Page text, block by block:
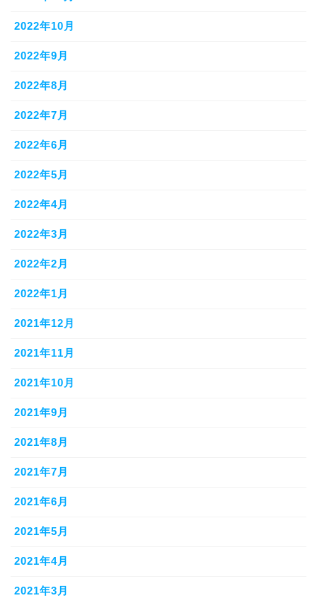
2022年10月
2022年9月
2022年8月
2022年7月
2022年6月
2022年5月
2022年4月
2022年3月
2022年2月
2022年1月
2021年12月
2021年11月
2021年10月
2021年9月
2021年8月
2021年7月
2021年6月
2021年5月
2021年4月
2021年3月